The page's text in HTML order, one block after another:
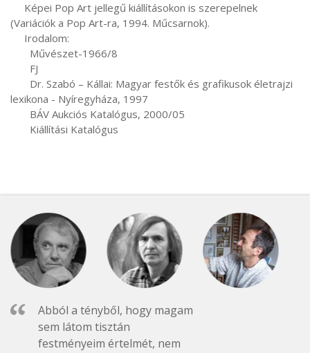
(Variációk a Pop Art-ra, 1994. Műcsarnok).
lexikona - Nyíregyháza, 1997
       Kiállítási Katalógus
Abból a tényből, hogy magam
sem látom tisztán
festményeim értelmét, nem